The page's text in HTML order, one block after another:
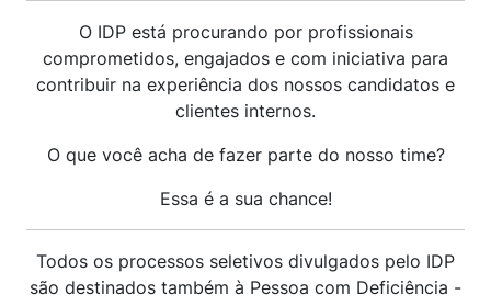
O IDP está procurando por profissionais
comprometidos, engajados e com iniciativa para
contribuir na experiência dos nossos candidatos e
clientes internos.
O que você acha de fazer parte do nosso time?
Essa é a sua chance!
Todos os processos seletivos divulgados pelo IDP
são destinados também à Pessoa com Deficiência -